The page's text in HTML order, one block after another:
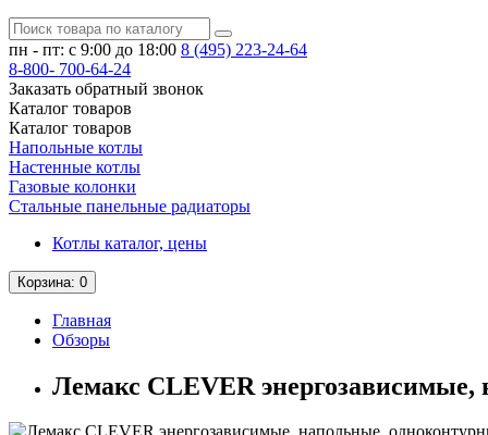
пн - пт: с 9:00 до 18:00 8 (495) 223-24-64
8-800- 700-64-24
Заказать обратный звонок
Каталог товаров
Каталог товаров
Напольные котлы
Настенные котлы
Газовые колонки
Стальные панельные радиаторы
Котлы каталог, цены
Корзина: 0
Главная
Обзоры
Лемакс CLEVER